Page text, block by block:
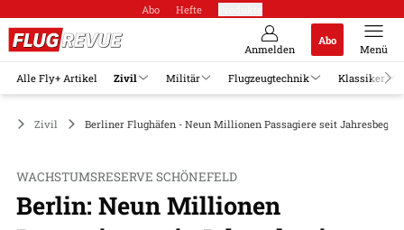
Abo Hefte
Anmelden
Abo
Menü
Alle Fly+ Artikel Zivil Militär Flugzeugtechnik Klassiker
Zivil Berliner Flughäfen - Neun Millionen Passagiere seit Jahresbeginn
WACHSTUMSRESERVE SCHÖNEFELD
Berlin: Neun Millionen